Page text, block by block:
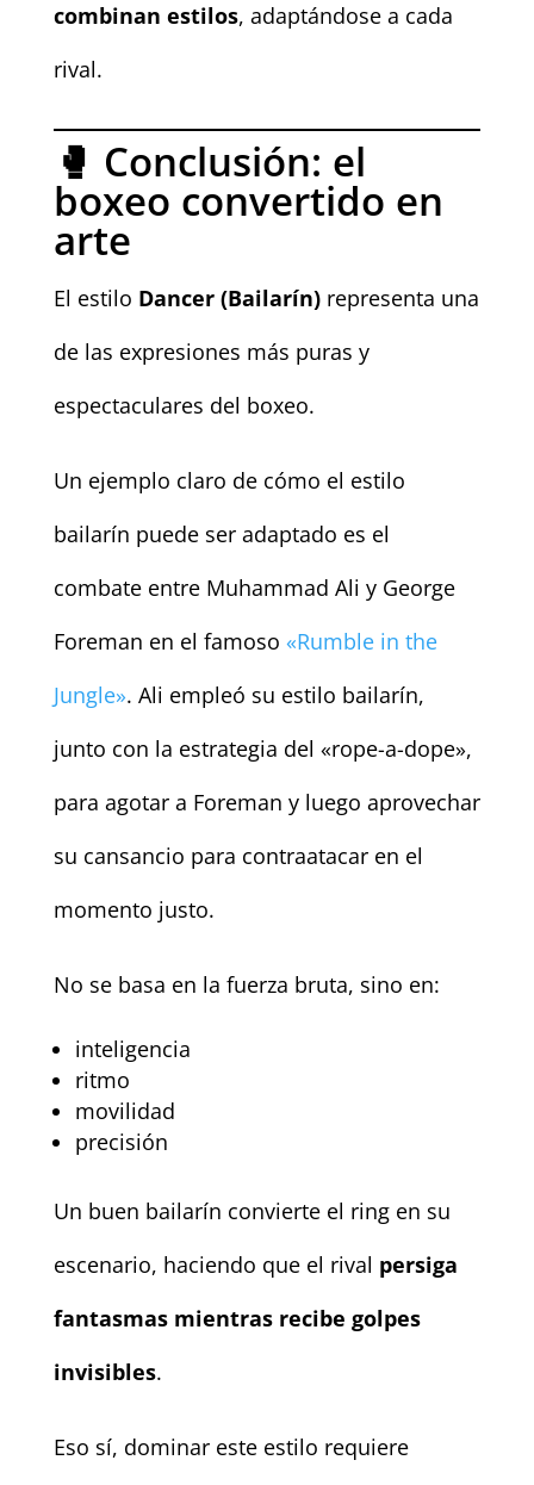
combinan estilos, adaptándose a cada
rival.
🥊 Conclusión: el
boxeo convertido en
arte
El estilo Dancer (Bailarín)representa una
de las expresiones más puras y
espectaculares del boxeo.
Un ejemplo claro de cómo el estilo
bailarín puede ser adaptado es el
combate entre Muhammad Ali y George
Foreman en el famoso «Rumble in the
Jungle». Ali empleó su estilo bailarín,
junto con la estrategia del «rope-a-dope»,
para agotar a Foreman y luego aprovechar
su cansancio para contraatacar en el
momento justo.
No se basa en la fuerza bruta, sino en:
inteligencia
ritmo
movilidad
precisión
Un buen bailarín convierte el ring en su
escenario, haciendo que el rival persiga
fantasmas mientras recibe golpes
invisibles.
Eso sí, dominar este estilo requiere